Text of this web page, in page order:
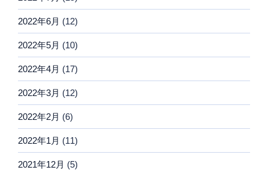
2022年6月 (12)
2022年5月 (10)
2022年4月 (17)
2022年3月 (12)
2022年2月 (6)
2022年1月 (11)
2021年12月 (5)